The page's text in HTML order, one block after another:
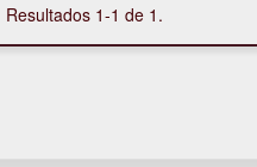
Resultados 1-1 de 1.